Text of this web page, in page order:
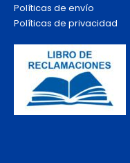
Políticas de envío
Políticas de privacidad